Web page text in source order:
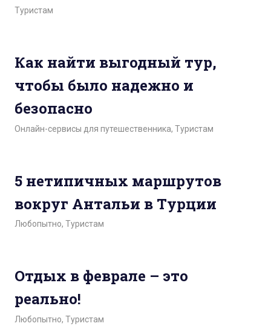
Туристам
Как найти выгодный тур,
чтобы было надежно и
безопасно
Онлайн-сервисы для путешественника, Туристам
5 нетипичных маршрутов
вокруг Антальи в Турции
Любопытно, Туристам
Отдых в феврале – это
реально!
Любопытно, Туристам